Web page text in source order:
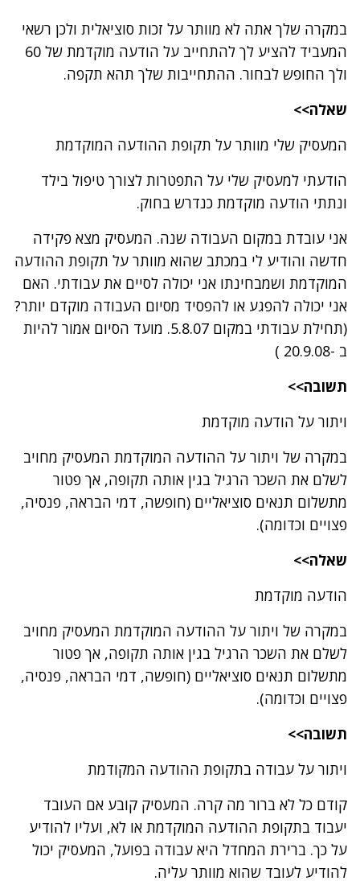
במקרה שלך אתה לא מוותר על זכות סוציאלית ולכן רשאי
המעביד להציע לך להתחייב על הודעה מוקדמת של 60
ולך החופש לבחור. ההתחייבות שלך תהא תקפה.
שאלה>>
המעסיק שלי מוותר על תקופת ההודעה המוקדמת
הודעתי למעסיק שלי על התפטרות לצורך טיפול בילד
ונתתי הודעה מוקדמת כנדרש בחוק.
אני עובדת במקום העבודה שנה. המעסיק מצא פקידה
חדשה והודיע לי במכתב שהוא מוותר על תקופת ההודעה
המוקדמת ושמבחינתו אני יכולה לסיים את עבודתי. האם
אני יכולה להפגע או להפסיד מסיום העבודה מוקדם יותר?
(תחילת עבודתי במקום 5.8.07. מועד הסיום אמור להיות
ב -20.9.08 )
תשובה>>
ויתור על הודעה מוקדמת
במקרה של ויתור על ההודעה המוקדמת המעסיק מחויב
לשלם את השכר הרגיל בגין אותה תקופה, אך פטור
מתשלום תנאים סוציאליים (חופשה, דמי הבראה, פנסיה,
פצויים וכדומה).
שאלה>>
הודעה מוקדמת
במקרה של ויתור על ההודעה המוקדמת המעסיק מחויב
לשלם את השכר הרגיל בגין אותה תקופה, אך פטור
מתשלום תנאים סוציאליים (חופשה, דמי הבראה, פנסיה,
פצויים וכדומה).
תשובה>>
ויתור על עבודה בתקופת ההודעה המקודמת
קודם כל לא ברור מה קרה. המעסיק קובע אם העובד
יעבוד בתקופת ההודעה המוקדמת או לא, ועליו להודיע
על כך. ברירת המחדל היא עבודה בפועל, המעסיק יכול
להודיע לעובד שהוא מוותר עליה.